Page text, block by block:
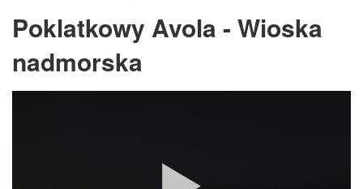
Poklatkowy Avola - Wioska
nadmorska